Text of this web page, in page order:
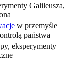
Galileusza,
w przemyśle
państwa
eksperymenty